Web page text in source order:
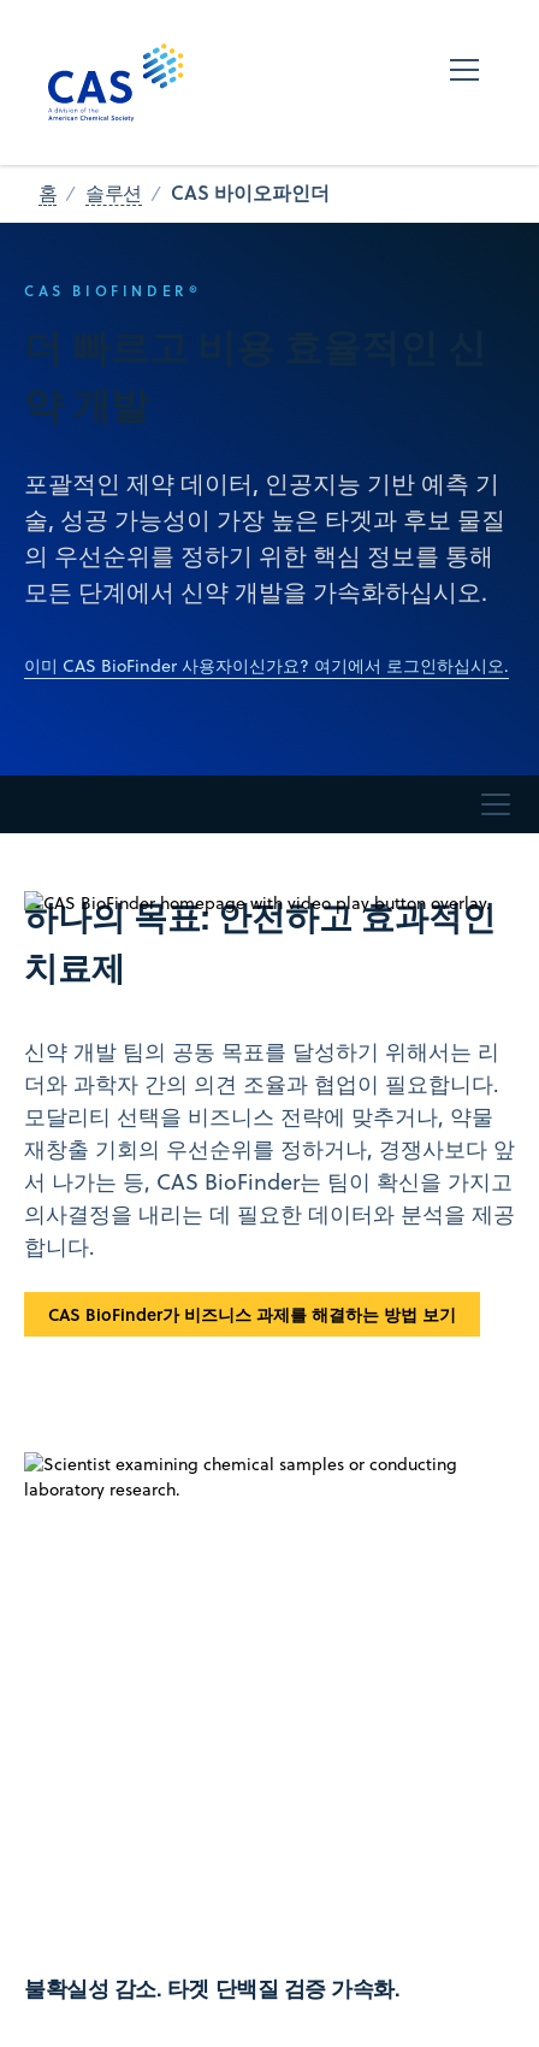
홈 솔루션 CAS 바이오파인더
CAS BIOFINDER®
더 빠르고 비용 효율적인 신
약 개발
포괄적인 제약 데이터, 인공지능 기반 예측 기
술, 성공 가능성이 가장 높은 타겟과 후보 물질
의 우선순위를 정하기 위한 핵심 정보를 통해
모든 단계에서 신약 개발을 가속화하십시오.
이미 CAS BioFinder 사용자이신가요? 여기에서 로그인하십시오.
하나의 목표: 안전하고 효과적인
치료제
신약 개발 팀의 공동 목표를 달성하기 위해서는 리
더와 과학자 간의 의견 조율과 협업이 필요합니다.
모달리티 선택을 비즈니스 전략에 맞추거나, 약물
재창출 기회의 우선순위를 정하거나, 경쟁사보다 앞
서 나가는 등, CAS BioFinder는 팀이 확신을 가지고
의사결정을 내리는 데 필요한 데이터와 분석을 제공
합니다.
CAS BioFinder가 비즈니스 과제를 해결하는 방법 보기
불확실성 감소. 타겟 단백질 검증 가속화.